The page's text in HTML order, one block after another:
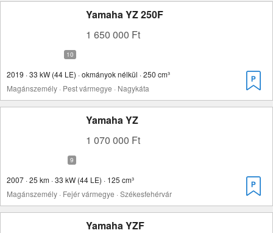
Yamaha YZ 250F
1 650 000 Ft
2019 · 33 kW (44 LE) · okmányok nélkül · 250 cm³
Magánszemély · Pest vármegye · Nagykáta
Yamaha YZ
1 070 000 Ft
2007 · 25 km · 33 kW (44 LE) · 125 cm³
Magánszemély · Fejér vármegye · Székesfehérvár
Yamaha YZF